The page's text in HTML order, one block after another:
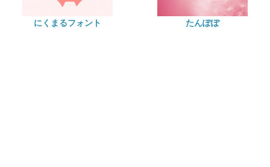
にくまるフォント たんぽぽ